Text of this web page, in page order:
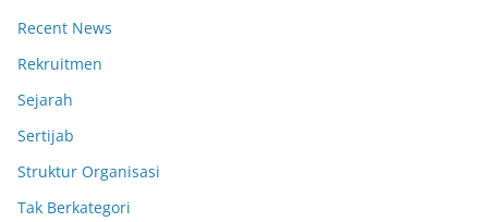
Recent News
Rekruitmen
Sejarah
Sertijab
Struktur Organisasi
Tak Berkategori